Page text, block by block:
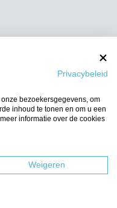
Privacybeleid
bezoekersgegevens, om
inhoud te tonen en om u een
informatie over de cookies
Weigeren